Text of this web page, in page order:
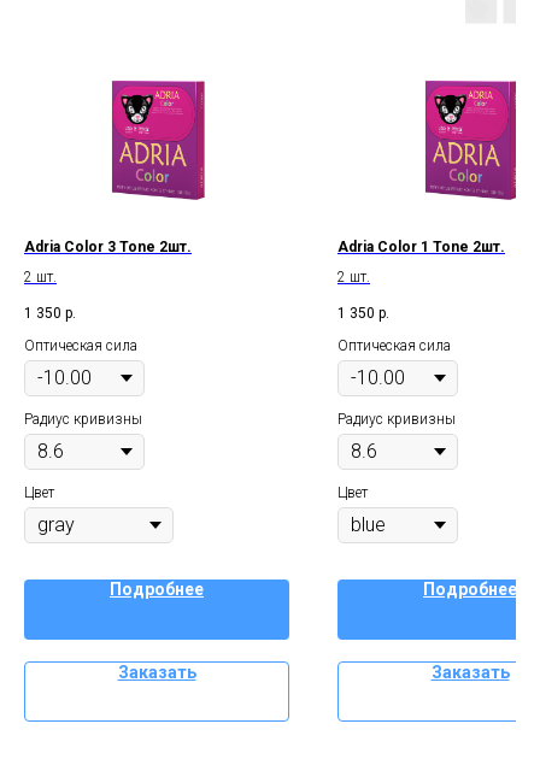
Adria Color 3 Tone 2шт.
2 шт.
1 350 р.
Оптическая сила
Радиус кривизны
Цвет
Подробнее
Заказать
Adria Color 1 Tone 2шт.
2 шт.
1 350 р.
Оптическая сила
Радиус кривизны
Цвет
Подробнее
Заказать